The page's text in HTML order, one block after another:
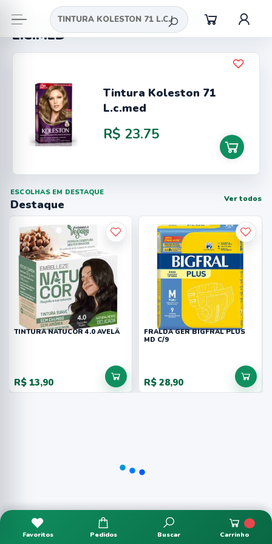
Busca = TINTURA KOLESTON 71
L.C.MED
Tintura Koleston 71
L.c.med
R$ 23.75
ESCOLHAS EM DESTAQUE
Destaque Ver todos
TINTURA NATUCOR 4.0 AVELÃ
R$ 13,90
FRALDA GER BIGFRAL PLUS
MD C/9
R$ 28,90
Favoritos Pedidos Buscar Carrinho